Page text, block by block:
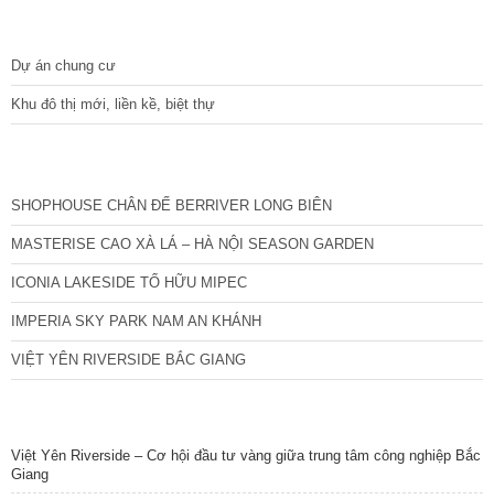
Dự án chung cư
Khu đô thị mới, liền kề, biệt thự
SHOPHOUSE CHÂN ĐẾ BERRIVER LONG BIÊN
MASTERISE CAO XÀ LÁ – HÀ NỘI SEASON GARDEN
ICONIA LAKESIDE TỐ HỮU MIPEC
IMPERIA SKY PARK NAM AN KHÁNH
VIỆT YÊN RIVERSIDE BẮC GIANG
Việt Yên Riverside – Cơ hội đầu tư vàng giữa trung tâm công nghiệp Bắc
Giang